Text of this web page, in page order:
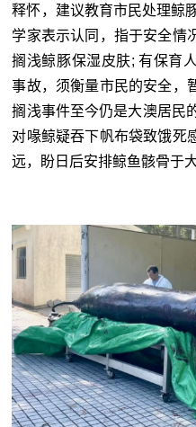
释怀，建议教育市民处理鲸
学家表示认同，指于安全情
搁浅鲸豚保湿皮肤; 有保育
事故，须衡量市民的安全，
搁浅事件至今仍是大澳居民
对喙鲸疑吞下帆布袋致饿死
远，盼日后安排鲸鱼骸骨于